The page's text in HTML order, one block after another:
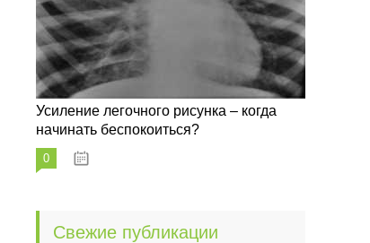
Усиление легочного рисунка – когда
начинать беспокоиться?
0
Свежие публикации